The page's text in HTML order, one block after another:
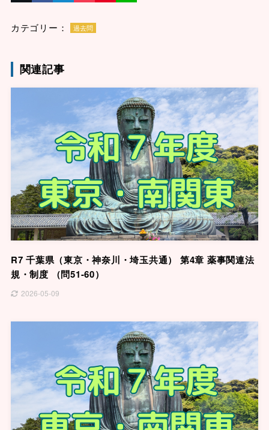
カテゴリー： 過去問
関連記事
R7 千葉県（東京・神奈川・埼玉共通） 第4章 薬事関連法
規・制度 （問51-60）
2026-05-09